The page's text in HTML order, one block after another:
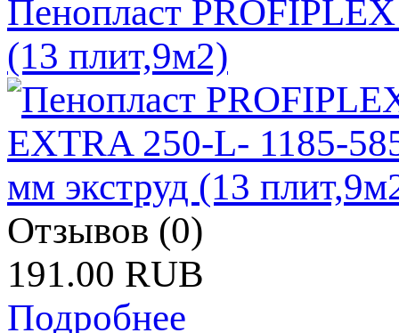
Пенопласт
(13 плит,9м2)
Отзывов (0)
191.00 RUB
Подробнее